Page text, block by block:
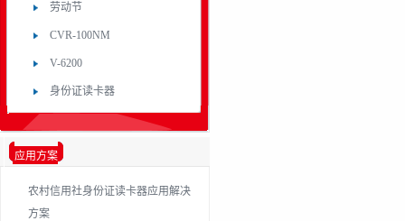
劳动节
CVR-100NM
V-6200
身份证读卡器
应用方案
农村信用社身份证读卡器应用解决
方案